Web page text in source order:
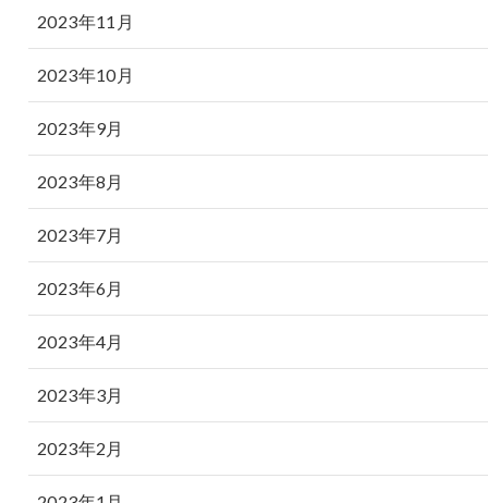
2023年11月
2023年10月
2023年9月
2023年8月
2023年7月
2023年6月
2023年4月
2023年3月
2023年2月